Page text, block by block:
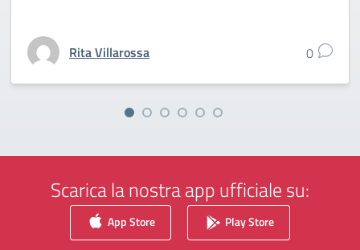
Rita Villarossa 0
Scarica la nostra app ufficiale su:
App Store Play Store